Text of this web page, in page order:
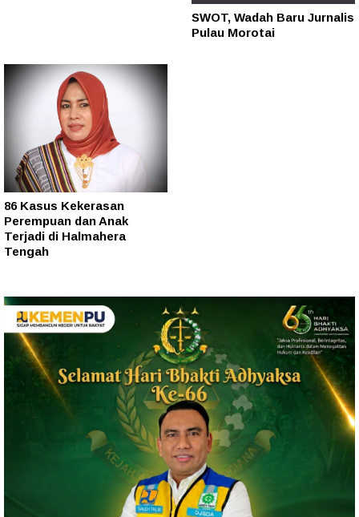
SWOT, Wadah Baru Jurnalis
Pulau Morotai
86 Kasus Kekerasan
Perempuan dan Anak
Terjadi di Halmahera
Tengah